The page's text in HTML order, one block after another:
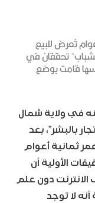
تُعرض للبيع
بالشباب" تحققان في
قامت بوضع
في ولاية شمال
بالبشر”، بعد
ثمانية أعوام
الأولية أن
دون علم
لا توجد